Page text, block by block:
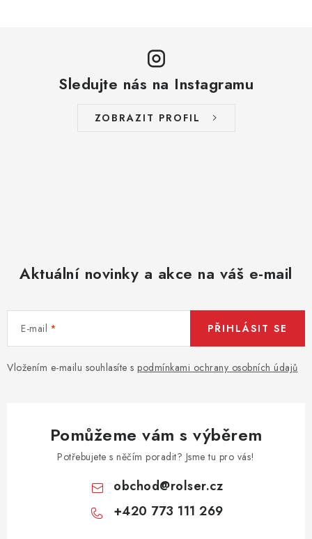
Sledujte nás na Instagramu
ZOBRAZIT PROFIL
Aktuální novinky a akce na váš e-mail
E-mail
Vložením e-mailu souhlasíte s podmínkami ochrany osobních údajů
PŘIHLÁSIT SE
Pomůžeme vám s výběrem
Potřebujete s něčím poradit? Jsme tu pro vás!
obchod@rolser.cz
+420 773 111 269